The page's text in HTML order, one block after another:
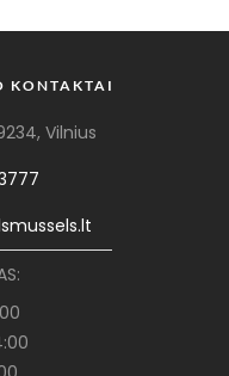
KONTAKTAI
Vilnius